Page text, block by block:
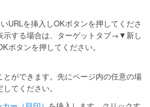
URLを挿入しOKボタンを押してくださ
示する場合は、ターゲットタブ→▼新し
ボタンを押してください。
ができます。先にページ内の任意の場
てください。